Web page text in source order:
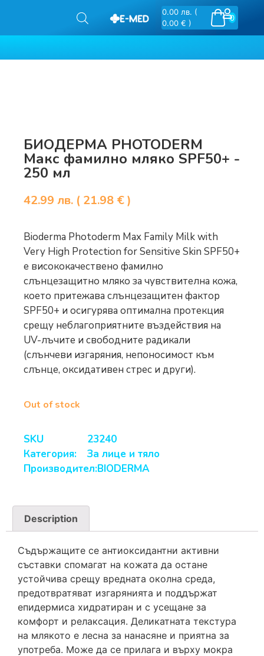
0
0.00 лв. (
0.00 € )
БИОДЕРМА PHOTODERM
Макс фамилно мляко SPF50+ -
250 мл
42.99 лв. ( 21.98 € )
Bioderma Photoderm Max Family Milk with
Very High Protection for Sensitive Skin SPF50+
е висококачествено фамилно
слънцезащитно мляко за чувствителна кожа,
което притежава слънцезащитен фактор
SPF50+ и осигурява оптимална протекция
срещу неблагоприятните въздействия на
UV-лъчите и свободните радикали
(слънчеви изгаряния, непоносимост към
слънце, оксидативен стрес и други).
Out of stock
SKU
23240
Категория:
За лице и тяло
Производител:BIODERMA
Description
Съдържащите се антиоксидантни активни
съставки спомагат на кожата да остане
устойчива срещу вредната околна среда,
предотвратяват изгарянията и поддържат
епидермиса хидратиран и с усещане за
комфорт и релаксация. Деликатната текстура
на млякото е лесна за нанасяне и приятна за
употреба. Може да се прилага и върху мокра